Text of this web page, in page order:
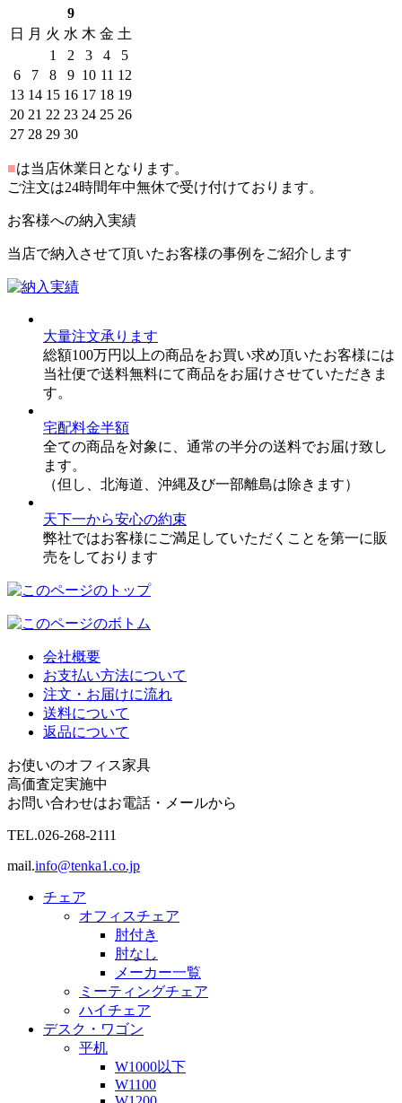
9
日
月 火 水 木 金 土
1
2 3 4
5
6
7 8 9 10 11 12
13 14 15 16 17 18 19
20 21 22 23 24 25 26
27 28 29 30
■は当店休業日となります。
ご注文は24時間年中無休で受け付けております。
お客様への納入実績
当店で納入させて頂いたお客様の事例をご紹介します
大量注文承ります
総額100万円以上の商品をお買い求め頂いたお客様には
当社便で送料無料にて商品をお届けさせていただきま
す。
宅配料金半額
全ての商品を対象に、通常の半分の送料でお届け致し
ます。
（但し、北海道、沖縄及び一部離島は除きます）
天下一から安心の約束
弊社ではお客様にご満足していただくことを第一に販
売をしております
会社概要
お支払い方法について
注文・お届けに流れ
送料について
返品について
お使いのオフィス家具
高価査定実施中
お問い合わせはお電話・メールから
TEL.026-268-2111
mail.info@tenka1.co.jp
チェア
オフィスチェア
肘付き
肘なし
メーカー一覧
ミーティングチェア
ハイチェア
デスク・ワゴン
平机
W1000以下
W1100